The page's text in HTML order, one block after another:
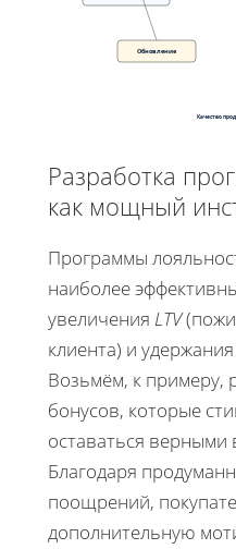
Обновление
Качество
Разработка
как мощный
Программы
наиболее
увеличения LTV
клиента) и
Возьмём, к примеру,
бонусов, которые
оставаться верными
Благодаря
поощрений,
дополнительную